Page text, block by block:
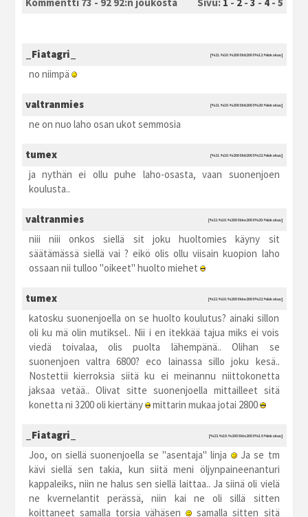
_Fiatagri_ [%21.%10.%2008 kti2008 %12:%lokakuu]
no niimpä
valtranmies [%21.%10.%2008 kti2008 %20:%lokakuu]
ne on nuo laho osan ukot semmosia
tumex [%21.%10.%2008 kti2008 %22:%lokakuu]
ja nythän ei ollu puhe laho-osasta, vaan suonenjoen
koulusta..
valtranmies [%22.%10.%2008 kke2008 %20:%lokakuu]
niii niii onkos siellä sit joku huoltomies käyny sit
säätämässä siellä vai ? eikö olis ollu viisain kuopion laho
ossaan nii tulloo "oikeet" huolto miehet
tumex [%22.%10.%2008 kke2008 %22:%lokakuu]
katosku suonenjoella on se huolto koulutus? ainaki sillon
oli ku mä olin mutiksel.. Nii i en itekkää tajua miks ei vois
viedä toivalaa, olis puolta lähempänä.. Olihan se
suonenjoen valtra 6800? eco lainassa sillo joku kesä..
Nostettii kierroksia siitä ku ei meinannu niittokonetta
jaksaa vetää.. Olivat sitte suonenjoella mittailleet sitä
konetta ni 3200 oli kiertäny
mittarin mukaa jotai 2800
_Fiatagri_ [%23.%10.%2008 kto2008 %18:%lokakuu]
Joo, on siellä suonenjoella se "asentaja" linja
Ja se tm
kävi siellä sen takia, kun siitä meni öljynpaineenanturi
kappaleiks, niin ne halus sen siellä laittaa.. Ja siinä oli vielä
ne kvernelantit perässä, niin kai ne oli sillä sitten
koittaneet samalla torsia vähäsen
samalla sitten sitä